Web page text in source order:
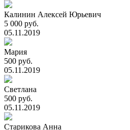
Калинин Алексей Юрьевич
5 000 руб.
05.11.2019
Мария
500 руб.
05.11.2019
Светлана
500 руб.
05.11.2019
Старикова Анна